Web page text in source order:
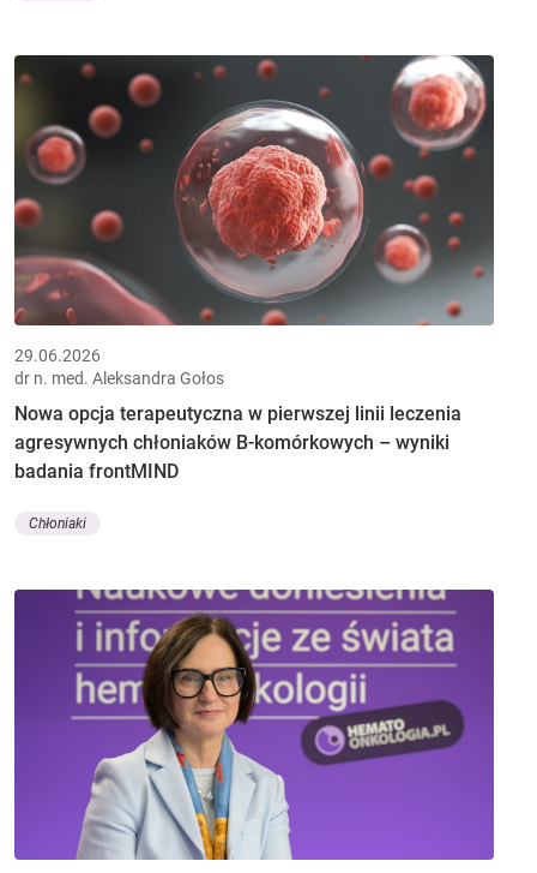
29.06.2026
dr n. med. Aleksandra Gołos
Nowa opcja terapeutyczna w pierwszej linii leczenia
agresywnych chłoniaków B-komórkowych – wyniki
badania frontMIND
Chłoniaki